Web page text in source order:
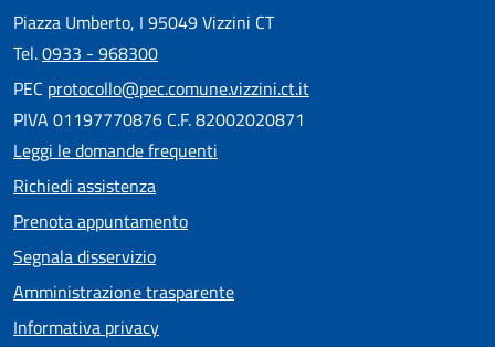
Piazza Umberto, I 95049 Vizzini CT
Tel.0933 - 968300
PEC protocollo@pec.comune.vizzini.ct.it
PIVA 01197770876 C.F. 82002020871
Leggi le domande frequenti
Richiedi assistenza
Prenota appuntamento
Segnala disservizio
Amministrazione trasparente
Informativa privacy